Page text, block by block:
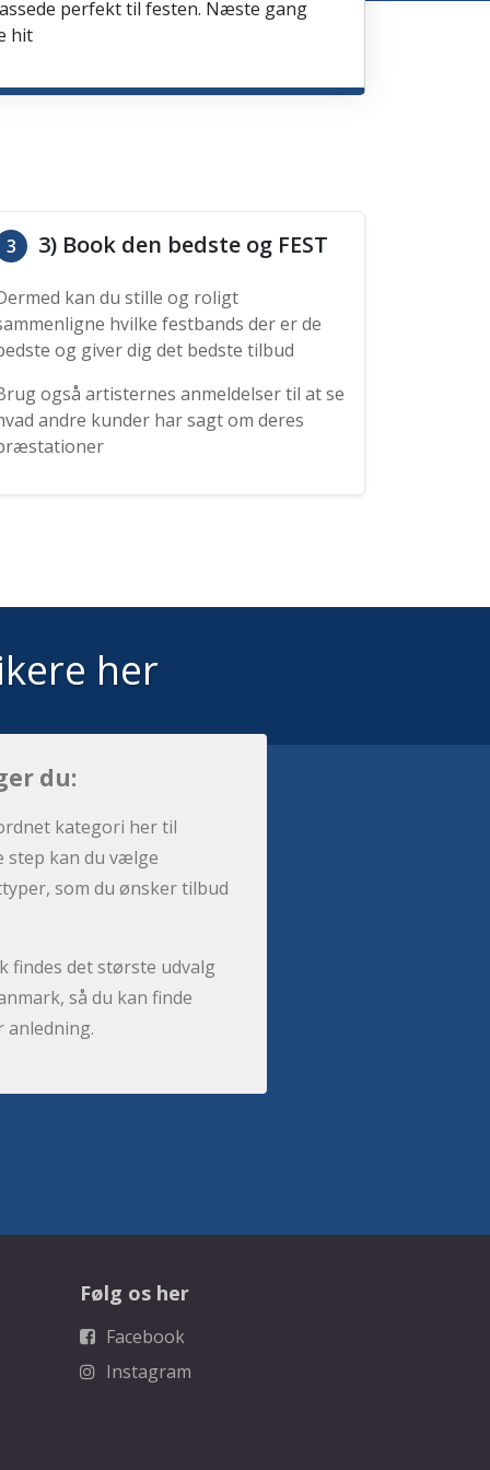
perfekt til festen. Næste gang
hit
3 3) Book den bedste og FEST
kan du stille og roligt
hvilke festbands der er de
og giver dig det bedste tilbud
også artisternes anmeldelser til at se
andre kunder har sagt om deres
her
du:
kategori her til
step kan du vælge
som du ønsker tilbud
findes det største udvalg
så du kan finde
anledning.
Følg os her
Facebook
Instagram